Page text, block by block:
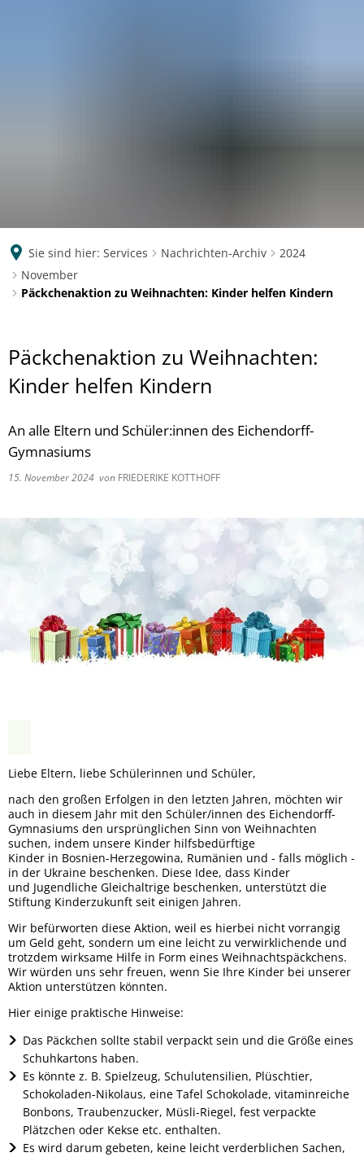
Sie sind hier: Services Nachrichten-Archiv
2024
November
Päckchenaktion zu Weihnachten: Kinder helfen Kindern
Päckchenaktion zu Weihnachten:
Kinder helfen Kindern
An alle Eltern und Schüler:innen des Eichendorff-
Gymnasiums
15. November 2024 von FRIEDERIKE KOTTHOFF
Liebe Eltern, liebe Schülerinnen und Schüler,
nach den großen Erfolgen in den letzten Jahren, möchten wir
auch in diesem Jahr mit den Schüler/innen des Eichendorff-
Gymnasiums den ursprünglichen Sinn von Weihnachten
suchen, indem unsere Kinder hilfsbedürftige
Kinder in Bosnien-Herzegowina, Rumänien und - falls möglich -
in der Ukraine beschenken. Diese Idee, dass Kinder
und Jugendliche Gleichaltrige beschenken, unterstützt die
Stiftung Kinderzukunft seit einigen Jahren.
Wir befürworten diese Aktion, weil es hierbei nicht vorrangig
um Geld geht, sondern um eine leicht zu verwirklichende und
trotzdem wirksame Hilfe in Form eines Weihnachtspäckchens.
Wir würden uns sehr freuen, wenn Sie Ihre Kinder bei unserer
Aktion unterstützen könnten.
Hier einige praktische Hinweise:
Das Päckchen sollte stabil verpackt sein und die Größe eines
Schuhkartons haben.
Es könnte z. B. Spielzeug, Schulutensilien, Plüschtier,
Schokoladen-Nikolaus, eine Tafel Schokolade, vitaminreiche
Bonbons, Traubenzucker, Müsli-Riegel, fest verpackte
Plätzchen oder Kekse etc. enthalten.
Es wird darum gebeten, keine leicht verderblichen Sachen,